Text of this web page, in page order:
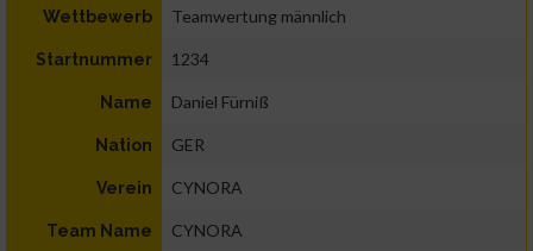
Wettbewerb Teamwertung männlich
Startnummer 1234
Name Daniel Fürniß
Nation GER
Verein CYNORA
Team Name CYNORA